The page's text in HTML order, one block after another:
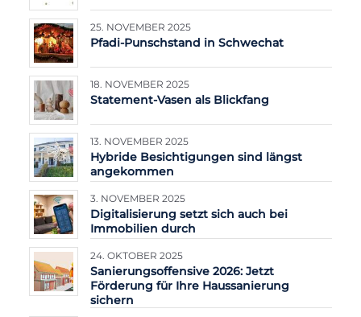
25. NOVEMBER 2025
Pfadi-Punschstand in Schwechat
18. NOVEMBER 2025
Statement-Vasen als Blickfang
13. NOVEMBER 2025
Hybride Besichtigungen sind längst
angekommen
3. NOVEMBER 2025
Digitalisierung setzt sich auch bei
Immobilien durch
24. OKTOBER 2025
Sanierungsoffensive 2026: Jetzt
Förderung für Ihre Haussanierung
sichern